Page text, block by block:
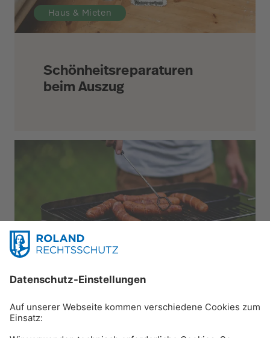
Haus & Mieten
Schönheitsreparaturen
beim Auszug
Haus & Mieten